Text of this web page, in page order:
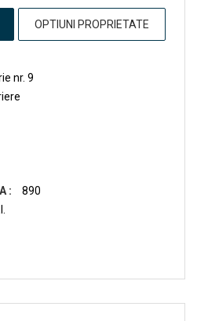
OPTIUNI PROPRIETATE
nr. 9
:
890